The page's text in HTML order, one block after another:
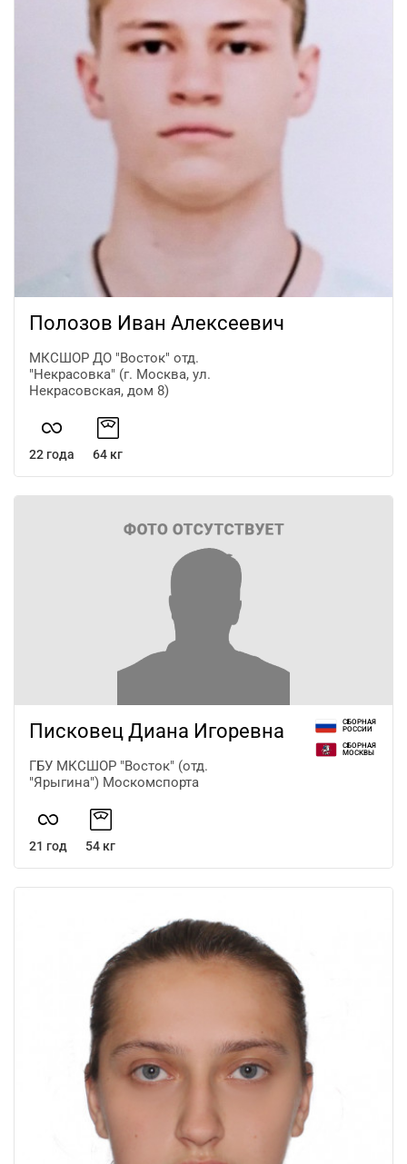
Полозов Иван Алексеевич
МКСШОР ДО "Восток" отд.
"Некрасовка" (г. Москва, ул.
Некрасовская, дом 8)
22 года 64 кг
Писковец Диана Игоревна
ГБУ МКСШОР "Восток" (отд.
"Ярыгина") Москомспорта
СБОРНАЯ
РОССИИ
СБОРНАЯ
МОСКВЫ
21 год 54 кг